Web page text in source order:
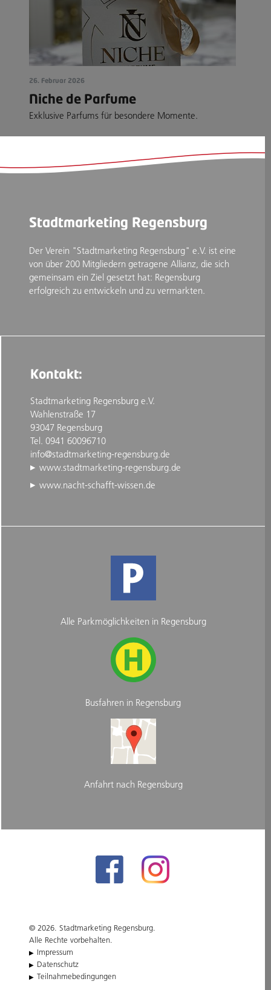
26. Februar 2026
Niche de Parfume
Exklusive Parfums für besondere Momente.
Stadtmarketing Regensburg
Der Verein "Stadtmarketing Regensburg" e.V. ist eine
von über 200 Mitgliedern getragene Allianz, die sich
gemeinsam ein Ziel gesetzt hat: Regensburg
erfolgreich zu entwickeln und zu vermarkten.
Kontakt:
Stadtmarketing Regensburg e.V.
Wahlenstraße 17
93047 Regensburg
Tel. 0941 60096710
info@stadtmarketing-regensburg.de
www.stadtmarketing-regensburg.de
www.nacht-schafft-wissen.de
Alle Parkmöglichkeiten in Regensburg
Busfahren in Regensburg
Anfahrt nach Regensburg
© 2026. Stadtmarketing Regensburg.
Alle Rechte vorbehalten.
Impressum
Datenschutz
Teilnahmebedingungen